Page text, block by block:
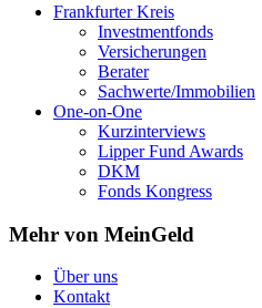
Frankfurter Kreis
Investmentfonds
Versicherungen
Berater
Sachwerte/Immobilien
One-on-One
Kurzinterviews
Lipper Fund Awards
DKM
Fonds Kongress
Mehr von MeinGeld
Über uns
Kontakt